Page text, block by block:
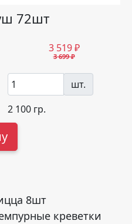
72шт
3 519₽
3 699 ₽
шт.
2 100 гр.
8шт
креветки